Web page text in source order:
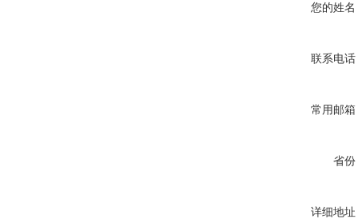
您的姓名
联系电话
常用邮箱
省份
详细地址